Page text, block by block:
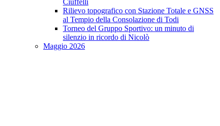
Ciuffelli
Rilievo topografico con Stazione Totale e GNSS
al Tempio della Consolazione di Todi
Torneo del Gruppo Sportivo: un minuto di
silenzio in ricordo di Nicolò
Maggio 2026